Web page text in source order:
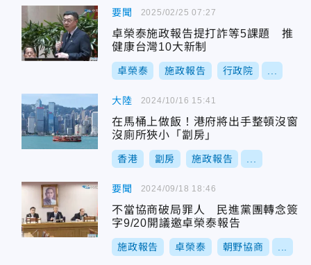
要聞
卓榮泰施政報告提打詐等5課題 推
健康台灣10大新制
卓榮泰 施政報告 行政院
2025/02/25 07:27
大陸
在馬桶上做飯！港府將出手整頓沒窗
沒廁所狹小「劏房」
香港 劏房 施政報告
2024/10/16 15:41
要聞
不當協商破局罪人 民進黨團轉念簽
字9/20開議邀卓榮泰報告
施政報告 卓榮泰 朝野協商
2024/09/18 18:46